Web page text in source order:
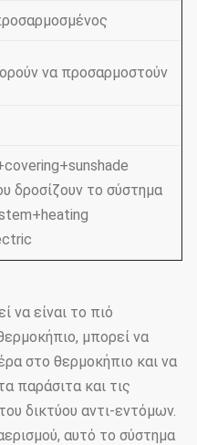
να προσαρμοστούν
δροσίζουν το σύστημα
να είναι το πιό
μπορεί να
στο θερμοκήπιο και να
παράσιτα και τις
δικτύου αντι-εντόμων.
αυτό το σύστημα